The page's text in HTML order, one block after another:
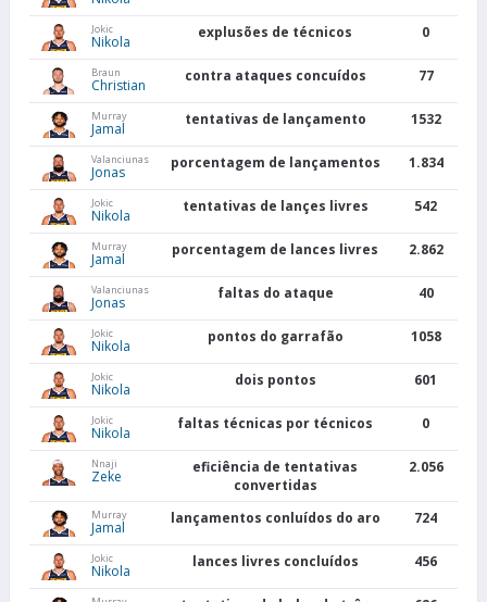
Jokic
Nikola
explusões de técnicos 0
Braun
Christian
contra ataques concuídos 77
Murray
Jamal
tentativas de lançamento 1532
Valanciunas
Jonas
porcentagem de lançamentos 1.834
Jokic
Nikola
tentativas de lançes livres 542
Murray
Jamal
porcentagem de lances livres 2.862
Valanciunas
Jonas
faltas do ataque 40
Jokic
Nikola
pontos do garrafão 1058
Jokic
Nikola
dois pontos 601
Jokic
Nikola
faltas técnicas por técnicos 0
Nnaji
Zeke
eficiência de tentativas
convertidas
2.056
Murray
Jamal
lançamentos conluídos do aro 724
Jokic
Nikola
lances livres concluídos 456